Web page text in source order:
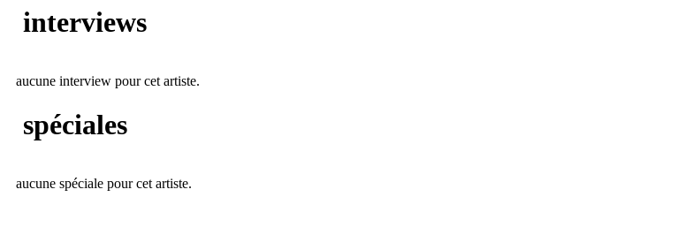
interviews
aucune interview pour cet artiste.
spéciales
aucune spéciale pour cet artiste.